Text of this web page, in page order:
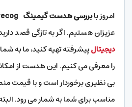
امروز بابررسی هدست گیمینگ
عزیزان هستیم. اگر به تازگی قصد
دیجیتال
را معرفی می کنیم. این هدست از
بی نظیری برخوردار است و با قیمت
مناسب برای شما به شمار می رود.